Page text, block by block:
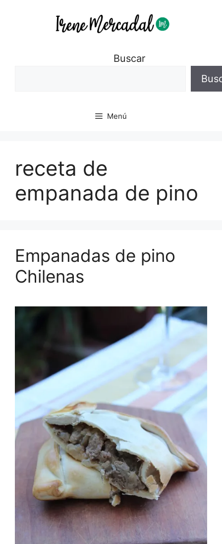
Buscar
Menú
receta de
empanada de pino
Empanadas de pino
Chilenas